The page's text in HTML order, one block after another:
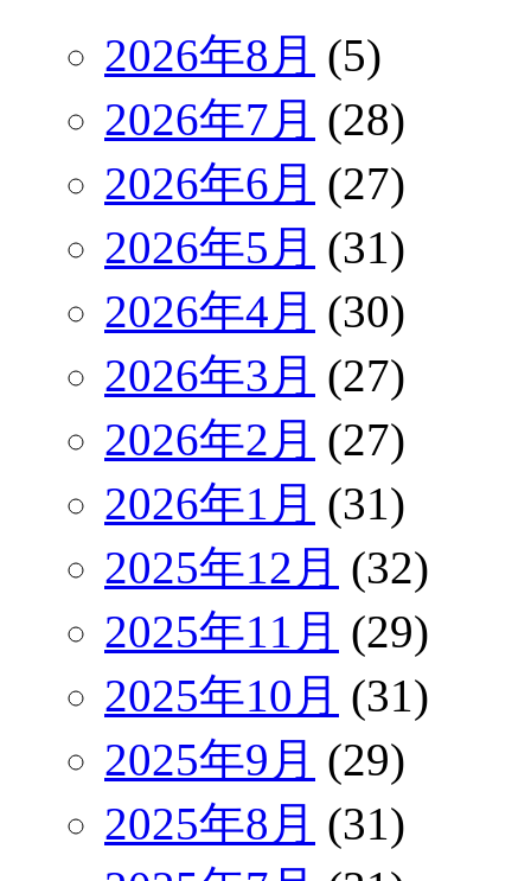
2026年8月 (5)
2026年7月 (28)
2026年6月 (27)
2026年5月 (31)
2026年4月 (30)
2026年3月 (27)
2026年2月 (27)
2026年1月 (31)
2025年12月 (32)
2025年11月 (29)
2025年10月 (31)
2025年9月 (29)
2025年8月 (31)